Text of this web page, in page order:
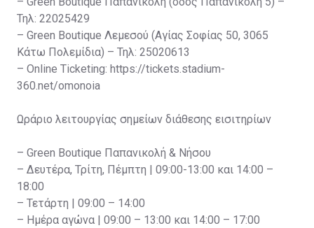
Τηλ: 22025429
– Green Boutique Λεμεσού (Αγίας Σοφίας 50, 3065
Κάτω Πολεμίδια) – Τηλ: 25020613
– Online Ticketing: https://tickets.stadium-
360.net/omonoia
Ωράριο λειτουργίας σημείων διάθεσης εισιτηρίων
– Green Boutique Παπανικολή & Νήσου
– Δευτέρα, Τρίτη, Πέμπτη | 09:00-13:00 και 14:00 –
18:00
– Τετάρτη | 09:00 – 14:00
– Ημέρα αγώνα | 09:00 – 13:00 και 14:00 – 17:00